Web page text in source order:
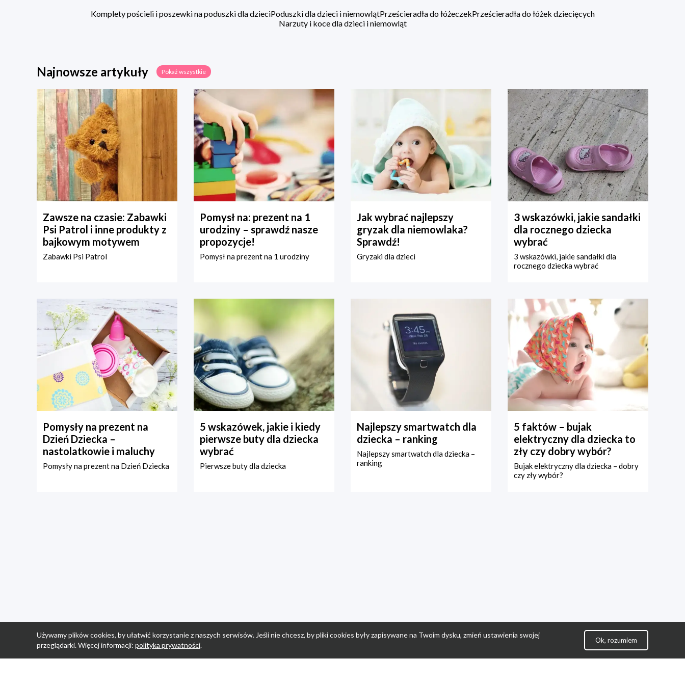
Komplety pościeli i poszewki na poduszki dla dzieciPoduszki dla dzieci i niemowlątPrześcieradła do łóżeczekPrześcieradła do łóżek dziecięcych
Narzuty i koce dla dzieci i niemowląt
Najnowsze artykuły Pokaż wszystkie
Zawsze na czasie: Zabawki
Psi Patrol i inne produkty z
bajkowym motywem
Zabawki Psi Patrol
Pomysł na: prezent na 1
urodziny – sprawdź nasze
propozycje!
Pomysł na prezent na 1 urodziny
Jak wybrać najlepszy
gryzak dla niemowlaka?
Sprawdź!
Gryzaki dla dzieci
3 wskazówki, jakie sandałki
dla rocznego dziecka
wybrać
3 wskazówki, jakie sandałki dla
rocznego dziecka wybrać
Pomysły na prezent na
Dzień Dziecka –
nastolatkowie i maluchy
Pomysły na prezent na Dzień Dziecka
5 wskazówek, jakie i kiedy
pierwsze buty dla dziecka
wybrać
Pierwsze buty dla dziecka
Najlepszy smartwatch dla
dziecka – ranking
Najlepszy smartwatch dla dziecka –
ranking
5 faktów – bujak
elektryczny dla dziecka to
zły czy dobry wybór?
Bujak elektryczny dla dziecka – dobry
czy zły wybór?
Używamy plików cookies, by ułatwić korzystanie z naszych serwisów. Jeśli nie chcesz, by pliki cookies były zapisywane na Twoim dysku, zmień ustawienia swojej
przeglądarki. Więcej informacji: polityka prywatności.
Ok, rozumiem